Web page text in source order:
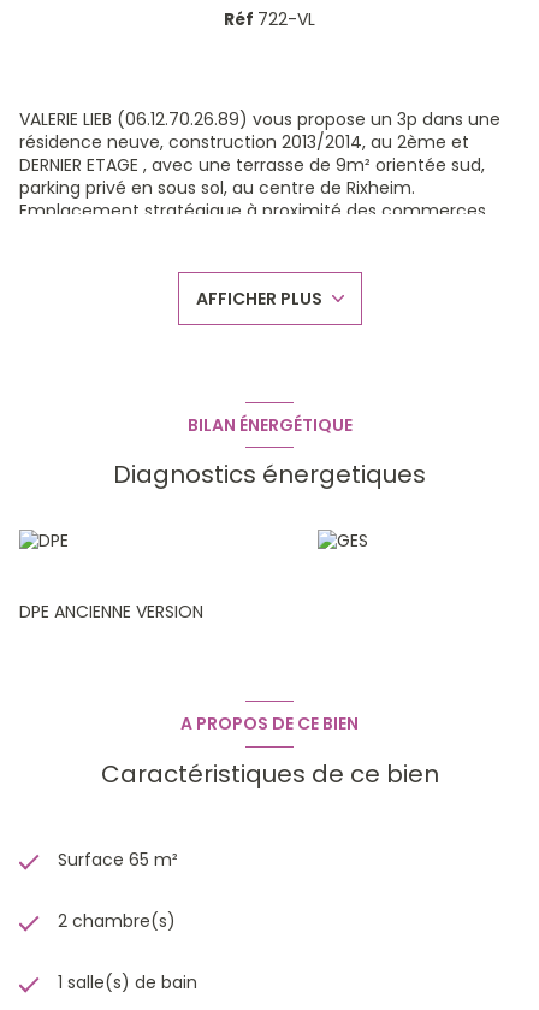
Réf 722-VL
VALERIE LIEB (06.12.70.26.89) vous propose un 3p dans une
résidence neuve, construction 2013/2014, au 2ème et
DERNIER ETAGE , avec une terrasse de 9m² orientée sud,
parking privé en sous sol, au centre de Rixheim.
Emplacement stratégique à proximité des commerces,
ouverte sur le séjour, de 2 chambres à coucher, sdb ( avec
fenêtre) et wc séparé + cellier et placard à l'entrée. Sols
carrelés et parquetés. excellent état général. ,Idéal pour
VALERIE LIEB 06.12.70.26.89
AFFICHER PLUS
BILAN ÉNERGÉTIQUE
Diagnostics énergetiques
DPE ANCIENNE VERSION
A PROPOS DE CE BIEN
Caractéristiques de ce bien
Surface 65 m²
2 chambre(s)
1 salle(s) de bain